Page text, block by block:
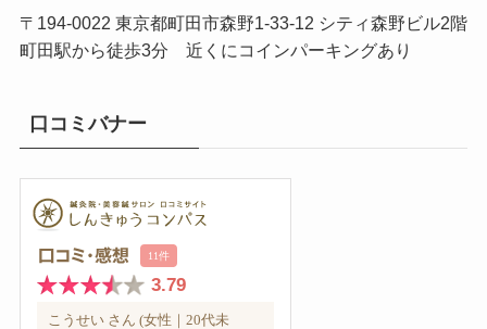
〒194-0022 東京都町田市森野1-33-12 シティ森野ビル2階
町田駅から徒歩3分 近くにコインパーキングあり
口コミバナー